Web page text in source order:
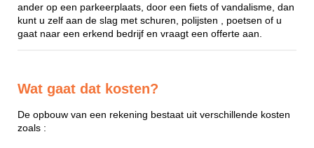
ander op een parkeerplaats, door een fiets of vandalisme, dan
kunt u zelf aan de slag met schuren, polijsten , poetsen of u
gaat naar een erkend bedrijf en vraagt een offerte aan.
Wat gaat dat kosten?
De opbouw van een rekening bestaat uit verschillende kosten
zoals :